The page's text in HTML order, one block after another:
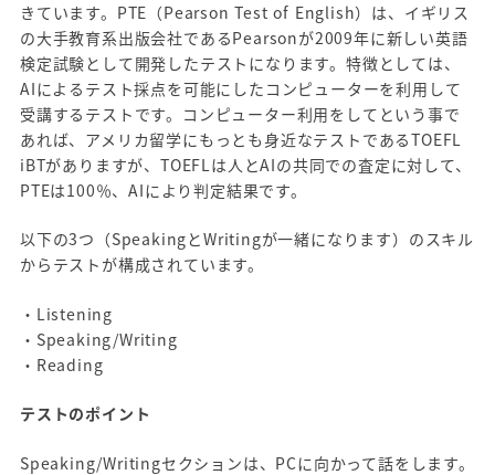
きています。PTE（Pearson Test of English）は、イギリス
の大手教育系出版会社であるPearsonが2009年に新しい英語
検定試験として開発したテストになります。特徴としては、
AIによるテスト採点を可能にしたコンピューターを利用して
受講するテストです。コンピューター利用をしてという事で
あれば、アメリカ留学にもっとも身近なテストであるTOEFL
iBTがありますが、TOEFLは人とAIの共同での査定に対して、
PTEは100％、AIにより判定結果です。
以下の3つ（SpeakingとWritingが一緒になります）のスキル
からテストが構成されています。
・Listening
・Speaking/Writing
・Reading
テストのポイント
Speaking/Writingセクションは、PCに向かって話をします。